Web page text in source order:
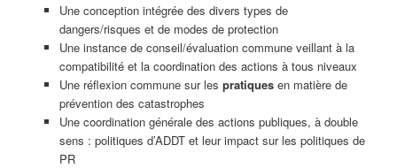
Une conception intégrée des divers types de
dangers/risques et de modes de protection
Une instance de conseil/évaluation commune veillant à la
compatibilité et la coordination des actions à tous niveaux
Une réflexion commune sur les pratiques en matière de
prévention des catastrophes
Une coordination générale des actions publiques, à double
sens : politiques d’ADDT et leur impact sur les politiques de
PR